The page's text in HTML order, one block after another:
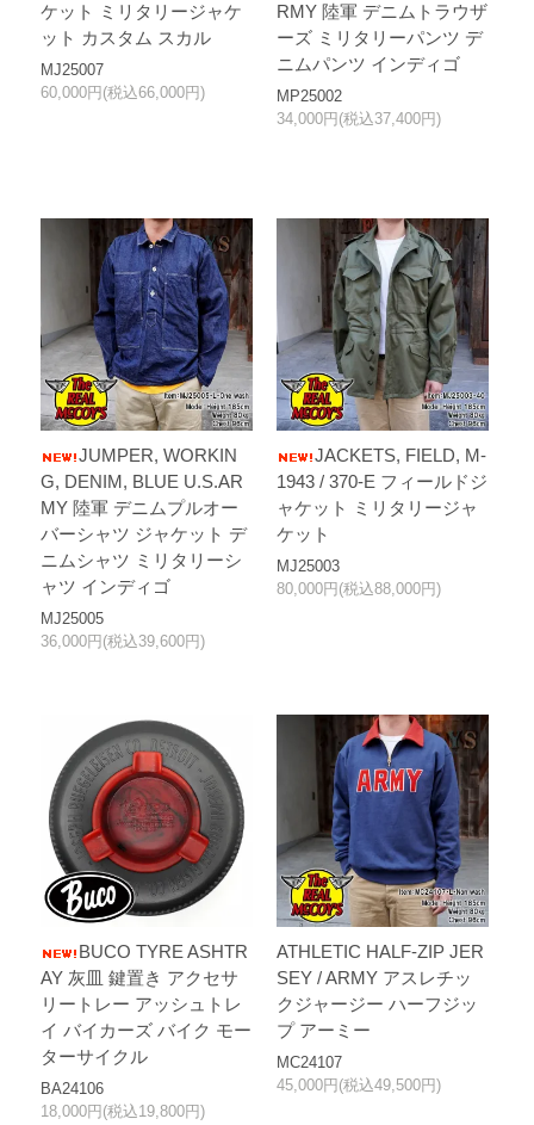
ケット ミリタリージャケ
ット カスタム スカル
MJ25007
60,000円(税込66,000円)
RMY 陸軍 デニムトラウザ
ーズ ミリタリーパンツ デ
ニムパンツ インディゴ
MP25002
34,000円(税込37,400円)
JUMPER, WORKIN
G, DENIM, BLUE U.S.AR
MY 陸軍 デニムプルオー
バーシャツ ジャケット デ
ニムシャツ ミリタリーシ
ャツ インディゴ
MJ25005
36,000円(税込39,600円)
JACKETS, FIELD, M-
1943 / 370-E フィールドジ
ャケット ミリタリージャ
ケット
MJ25003
80,000円(税込88,000円)
BUCO TYRE ASHTR
AY 灰皿 鍵置き アクセサ
リートレー アッシュトレ
イ バイカーズ バイク モー
ターサイクル
BA24106
18,000円(税込19,800円)
ATHLETIC HALF-ZIP JER
SEY / ARMY アスレチッ
クジャージー ハーフジッ
プ アーミー
MC24107
45,000円(税込49,500円)